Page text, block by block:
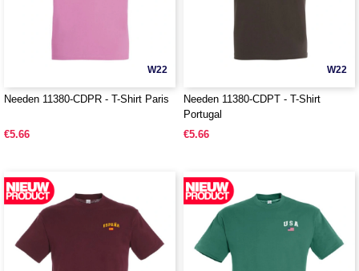
W22
Needen 11380-CDPR - T-Shirt Paris
€5.66
W22
Needen 11380-CDPT - T-Shirt
Portugal
€5.66